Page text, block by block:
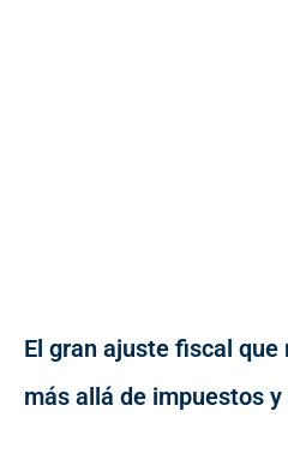
El gran ajuste fiscal que
más allá de impuestos